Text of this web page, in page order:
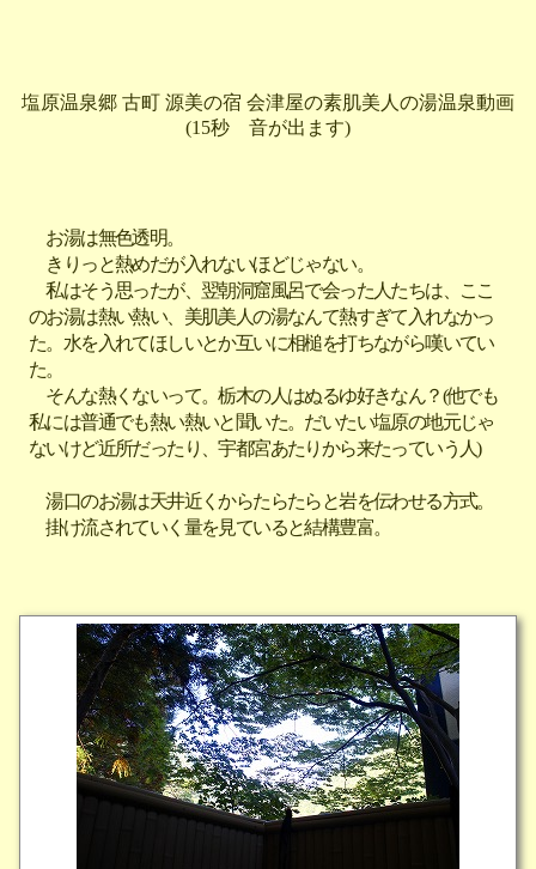
塩原温泉郷 古町 源美の宿 会津屋の素肌美人の湯温泉動画
(15秒 音が出ます)
お湯は無色透明。
きりっと熱めだが入れないほどじゃない。
私はそう思ったが、翌朝洞窟風呂で会った人たちは、ここ
のお湯は熱い熱い、美肌美人の湯なんて熱すぎて入れなかっ
た。水を入れてほしいとか互いに相槌を打ちながら嘆いてい
た。
そんな熱くないって。栃木の人はぬるゆ好きなん？(他でも
私には普通でも熱い熱いと聞いた。だいたい塩原の地元じゃ
ないけど近所だったり、宇都宮あたりから来たっていう人)
湯口のお湯は天井近くからたらたらと岩を伝わせる方式。
掛け流されていく量を見ていると結構豊富。